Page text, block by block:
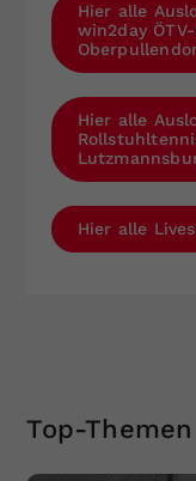
Hier alle
win2day
Hier alle
Hier alle
Top-